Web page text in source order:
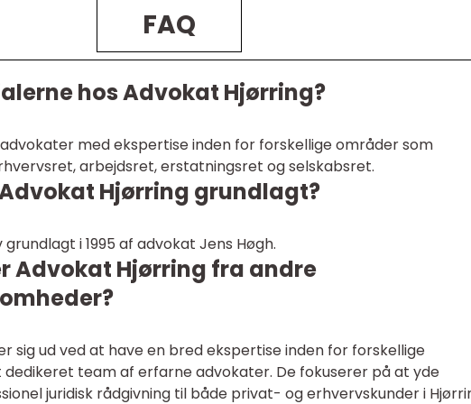
FAQ
hos Advokat Hjørring?
med ekspertise inden for forskellige områder som
arbejdsret, erstatningsret og selskabsret.
Hjørring grundlagt?
i 1995 af advokat Jens Høgh.
Advokat Hjørring fra andre
sig ud ved at have en bred ekspertise inden for forskellige
team af erfarne advokater. De fokuserer på at yde
juridisk rådgivning til både privat- og erhvervskunder i